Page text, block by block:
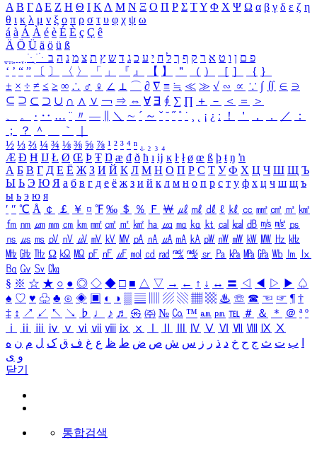
Α Β ΓΔ Ε Ζ Η Θ Ι ΚΛ Μ Ν Ξ Ο Π Ρ Σ ΤΥ Φ Χ Ψ Ω α β γ δ ε ζ η
θ ι κ λ μ ν ξ ο π ρ σ τ υ φ χ ψ ω
á à Á À é è É È ç Ç ê
Ä Ö Ü ä ö ü ß
ִֶֹ ֻּ ׁׂ פ ם ן ו ט א ר ק ף ך ל ח י ע כ ג ד ש ץ ת צ מ נ ה ב
‘ ’ “ ” 〔 〕 〈 〉 「 」 『 』 【 】 ＂ （ ） ［ ］ ｛ ｝
± × ÷ ≠ ≤ ≥ ∞ ∴ ♂ ♀ ∠ ⊥ ⌒ ∂ ∇ ≡ ≒ ≪ ≫ √ ∽ ∝ ∵ ∫ ∬ ∈ ∋
⊆ ⊇ ⊂ ⊃ ∪ ∩ ∧ ∨ ￢ ⇒ ⇔ ∀ ∃ ∮ ∑ ∏ ＋ － ＜ ＝
＞
、
。 · ‥ … ¨ 〃 ― ＼ ∼ ´ ～ ˇ ˘ ˝ ˚ ˙ ¸ ¡ ¿ ː ！ ＇ ， ． ／
：
；
？ ＾ ｀
½ ⅓ ⅔ ¼ ¾ ⅛ ⅜ ⅝ ⅞ ¹ ² ³ ⁴ ⁿ ₁ ₂ ₃ ₄
Æ Ð Ħ Ĳ Ł Ø Œ Þ Ŧ Ŋ æ đ ð ħ ı ĳ ĸ ŀ ł ø œ ß þ ŧ ŋ ŉ
А Б В Г Д Е Ё Ж З И Й К Л М Н О П Р С Т У Ф Х Ц Ч Ш Щ Ъ
Ы Ь Э Ю Я а б в г д е ё ж з и й к л м н о п р с т у ф х ц ч ш щ ъ
ы ь э ю я
′ ″ ℃ Å ￠ ￡ ￥ ¤ ℉ ‰ ＄ ％ Ｆ ￦ ㎕ ㎖ ㎗ ℓ ㎘ ㏄ ㎣ ㎤ ㎥ ㎦
㎙ ㎚ ㎛ ㎜ ㎝ ㎞ ㎟ ㎠ ㎡ ㎢ ㏊ ㎍ ㎎ ㎏ ㏏ ㎈ ㎉ ㏈ ㎧ ㎨ ㎰
㎱ ㎲ ㎳ ㎴ ㎵ ㎶ ㎷ ㎸ ㎹ ㎀ ㎁ ㎂ ㎃ ㎄ ㎺ ㎻ ㎽ ㎾ ㎿ ㎐ ㎑
㎒ ㎓ ㎔ Ω ㏀ ㏁ ㎊ ㎋ ㎌ ㏖ ㏅ ㎭ ㎮ ㎯ ㏛ ㎩ ㎪ ㎫ ㎬ ㏝ ㏐
㏓
㏃ ㏉ ㏜ ㏆
§ ※ ☆ ★ ○ ● ◎ ◇ ◆ □ ■ △ ▽ → ← ↑ ↓ ↔ 〓 ◁ ◀ ▷ ▶ ♤
♠ ♡ ♥ ♧ ♣ ⊙ ◈ ▣ ◐ ◑ ▒ ▤ ▨ ▧ ▦ ▩ ♨ ☏ ☎ ☜ ☞ ¶ †
‡ ↕ ↗ ↙ ↖ ↘ ♭ ♩ ♪ ♬ ㉿ ㈜ № ㏇ ™ ㏂ ㏘ ℡ ＃ ＆ ＊ ＠ ª º
ⅰ
ⅱ ⅲ ⅳ ⅴ ⅵ ⅶ ⅷ ⅸ ⅹ Ⅳ Ⅴ Ⅵ Ⅶ Ⅷ Ⅸ Ⅹ
ب ت ث ج ح خ د ذ ر ز س ش ص ض ط ظ ع غ ف ق ک ل م ن ه
و ی
닫기
통합검색